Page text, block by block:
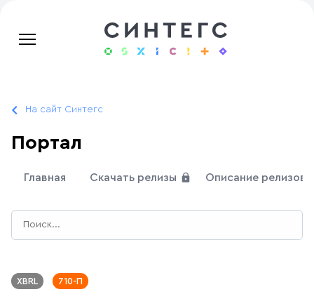
На сайт Синтегс
Портал
Главная Скачать релизы Описание релизов
XBRL 710-П